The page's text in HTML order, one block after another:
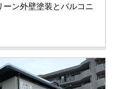
ン外壁塗装とバルコニ